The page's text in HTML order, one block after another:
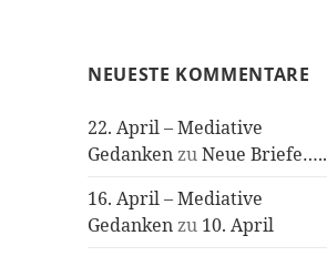
NEUESTE KOMMENTARE
22. April – Mediative
GedankenzuNeue Briefe…..
16. April – Mediative
Gedankenzu 10. April